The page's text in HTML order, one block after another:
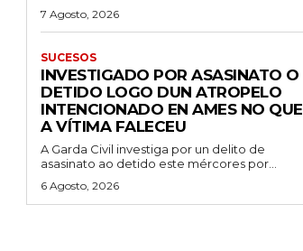
7 Agosto, 2026
SUCESOS
INVESTIGADO POR ASASINATO O
DETIDO LOGO DUN ATROPELO
INTENCIONADO EN AMES NO QUE
A VÍTIMA FALECEU
A Garda Civil investiga por un delito de
asasinato ao detido este mércores por...
6 Agosto, 2026